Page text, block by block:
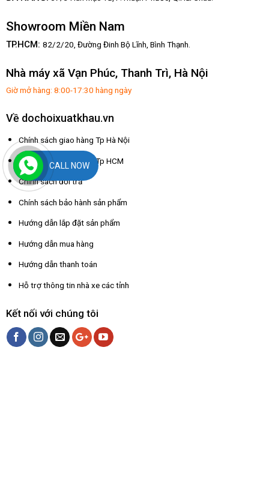
Showroom Miền Nam
TP.HCM: 82/2/20, Đường Đinh Bộ Lĩnh, Bình Thạnh.
Nhà máy xã Vạn Phúc, Thanh Trì, Hà Nội
Giờ mở hàng: 8:00-17:30 hàng ngày
Về dochoixuatkhau.vn
Chính sách giao hàng Tp Hà Nội
Chính sách giao hàng Tp HCM
Chính sách đổi trả
Chính sách bảo hành sản phẩm
Hướng dẫn lắp đặt sản phẩm
Hướng dẫn mua hàng
Hướng dẫn thanh toán
Hỗ trợ thông tin nhà xe các tỉnh
Kết nối với chúng tôi
CALL NOW